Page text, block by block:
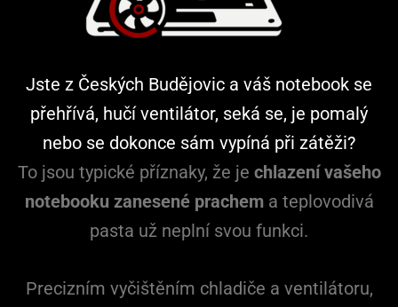
Jste z Českých Budějovic a váš notebook se
přehřívá, hučí ventilátor, seká se, je pomalý
nebo se dokonce sám vypíná při zátěži?
To jsou typické příznaky, že je chlazení vašeho
notebooku zanesené prachema teplovodivá
pasta už neplní svou funkci.
Precizním vyčištěním chladiče a ventilátoru,